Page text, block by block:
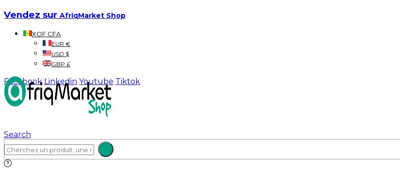
Vendez sur AfriqMarket Shop
XOF CFA
EUR €
USD $
GBP £
Facebook Linkedin Youtube Tiktok
Search